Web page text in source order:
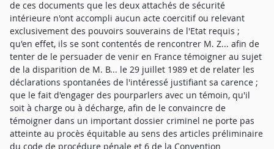
de ces documents que les deux attachés de sécurité
intérieure n'ont accompli aucun acte coercitif ou relevant
exclusivement des pouvoirs souverains de l'Etat requis ;
qu'en effet, ils se sont contentés de rencontrer M. Z... afin de
tenter de le persuader de venir en France témoigner au sujet
de la disparition de M. B... le 29 juillet 1989 et de relater les
déclarations spontanées de l'intéressé justifiant sa carence ;
que le fait d'engager des pourparlers avec un témoin, qu'il
soit à charge ou à décharge, afin de le convaincre de
témoigner dans un important dossier criminel ne porte pas
atteinte au procès équitable au sens des articles préliminaire
du code de procédure pénale et 6 de la Convention